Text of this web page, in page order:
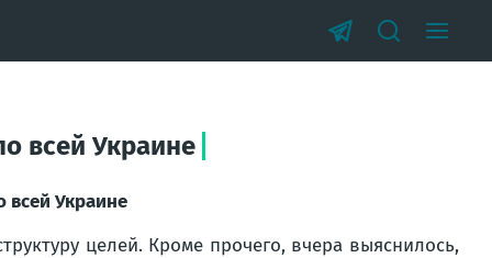
всей Украине
всей Украине
целей. Кроме прочего, вчера выяснилось,